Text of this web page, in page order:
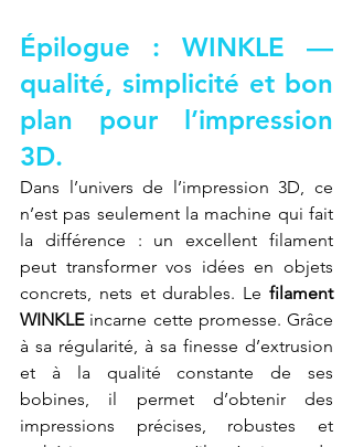
Épilogue : WINKLE —
qualité, simplicité et bon
plan pour l’impression
3D.
Dans l’univers de l’impression 3D, ce
n’est pas seulement la machine qui fait
la différence : un excellent filament
peut transformer vos idées en objets
concrets, nets et durables. Le filament
WINKLE incarne cette promesse. Grâce
à sa régularité, à sa finesse d’extrusion
et à la qualité constante de ses
bobines, il permet d’obtenir des
impressions précises, robustes et